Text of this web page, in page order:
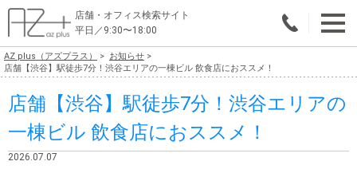
店舗・オフィス検索サイト
平日／9:30〜18:00
物件総合検索
エリアで探す
業種で探す
AZ plus（アズプラス）
お知らせ
店舗【渋谷】駅徒歩7分！渋谷エリアの一棟ビル 飲食店におススメ！
店舗【渋谷】駅徒歩7分！渋谷エリアの
一棟ビル 飲食店におススメ！
2026.07.07